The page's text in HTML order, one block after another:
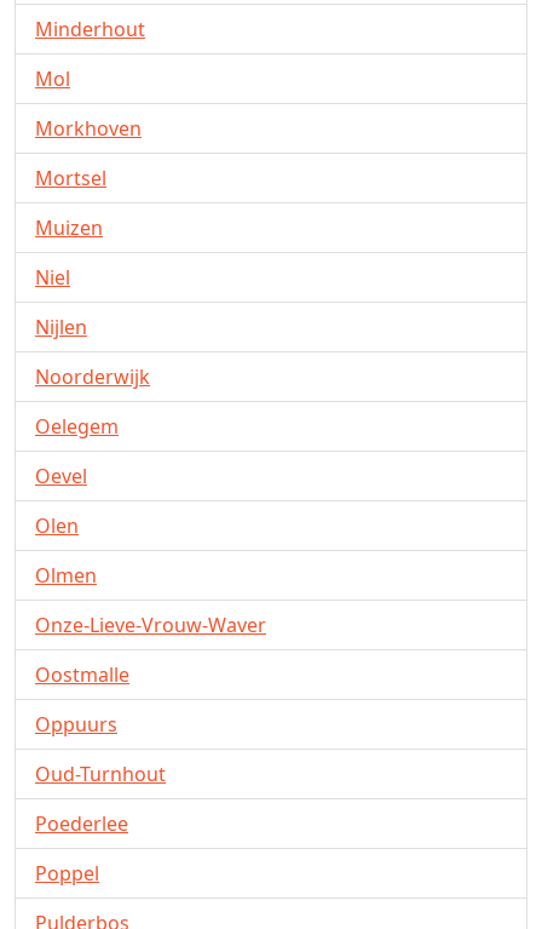
Minderhout
Mol
Morkhoven
Mortsel
Muizen
Niel
Nijlen
Noorderwijk
Oelegem
Oevel
Olen
Olmen
Onze-Lieve-Vrouw-Waver
Oostmalle
Oppuurs
Oud-Turnhout
Poederlee
Poppel
Pulderbos